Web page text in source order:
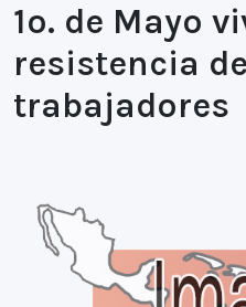
1o. de Mayo
resistencia
trabajadores